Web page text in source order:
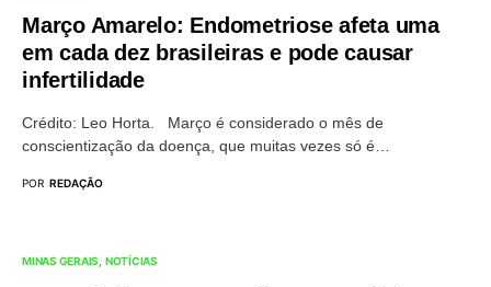
Março Amarelo: Endometriose afeta uma
em cada dez brasileiras e pode causar
infertilidade
Crédito: Leo Horta. Março é considerado o mês de
conscientização da doença, que muitas vezes só é…
POR REDAÇÃO
MINAS GERAIS NOTÍCIAS